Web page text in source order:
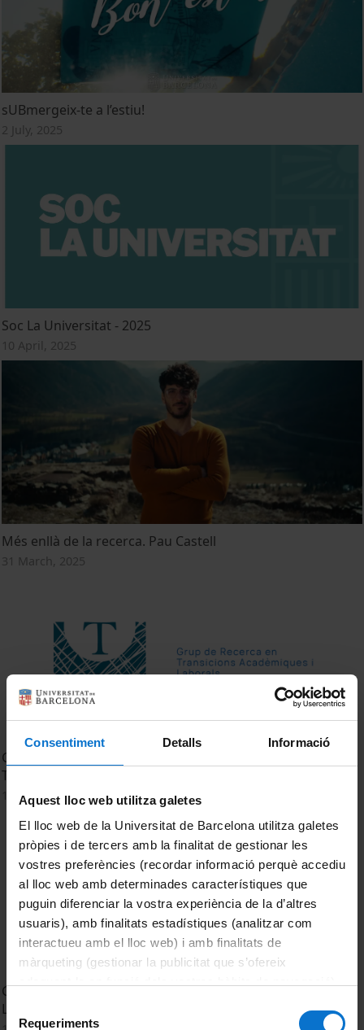
Consentiment Detalls Informació
Aquest lloc web utilitza galetes
El lloc web de la Universitat de Barcelona utilitza galetes
pròpies i de tercers amb la finalitat de gestionar les
vostres preferències (recordar informació perquè accediu
al lloc web amb determinades característiques que
puguin diferenciar la vostra experiència de la d’altres
usuaris), amb finalitats estadístiques (analitzar com
interactueu amb el lloc web) i amb finalitats de
màrqueting (gestionar la publicitat que s’ofereix
consultar laPolítica de galetes del lloc web de la
Requeriments
sUBmergeix-te a l’estiu!
2 July, 2025
Soc La Universitat - 2025
10 April, 2025
Més enllà de la recerca. Pau Castell
31 March, 2025
Grup de Recerca en Transicions Acadèmiques i Laborals-
TRALS
14 February, 2025
Grup de Recerca & Innovació en Educació Lingüística i
Literària - RIELL